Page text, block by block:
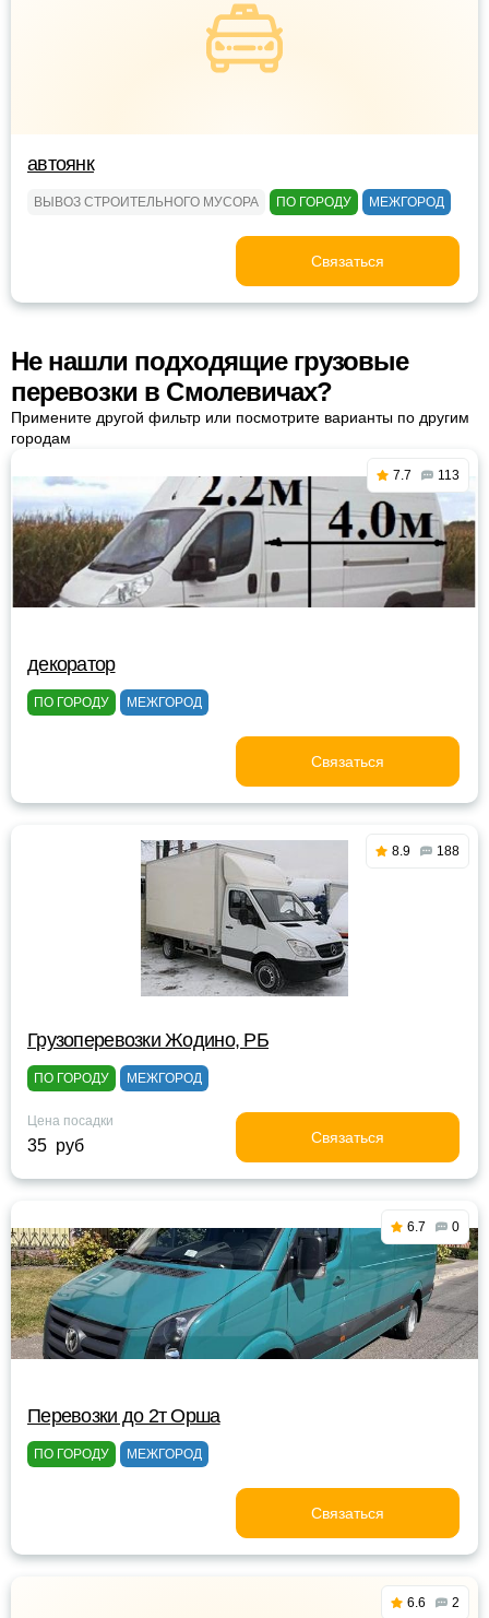
автоянк
ВЫВОЗ СТРОИТЕЛЬНОГО МУСОРА ПО ГОРОДУ МЕЖГОРОД
Связаться
Не нашли подходящие грузовые
перевозки в Смолевичах?
Примените другой фильтр или посмотрите варианты по другим
городам
7.7 113
декоратор
ПО ГОРОДУ МЕЖГОРОД
Связаться
8.9 188
Грузоперевозки Жодино, РБ
ПО ГОРОДУ МЕЖГОРОД
Цена посадки
35 руб Связаться
6.7 0
Перевозки до 2т Орша
ПО ГОРОДУ МЕЖГОРОД
Связаться
6.6 2